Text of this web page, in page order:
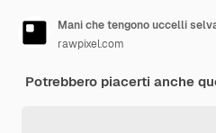
Mani che tengono uccelli
rawpixel.com
Potrebbero piacerti anche